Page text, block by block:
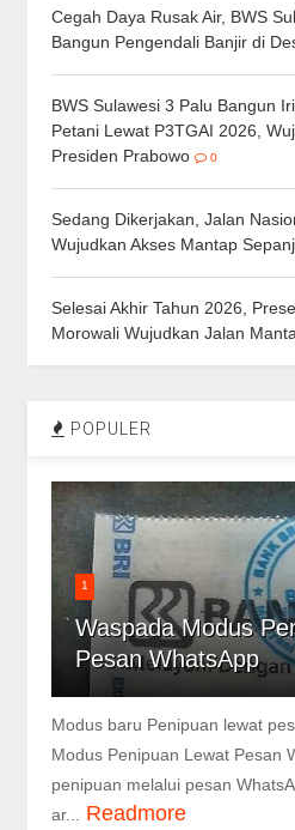
Cegah Daya Rusak Air, BWS
Bangun Pengendali Banjir di
BWS Sulawesi 3 Palu Bangun
Petani Lewat P3TGAI 2026,
Presiden Prabowo
0
Sedang Dikerjakan, Jalan
Wujudkan Akses Mantap
Selesai Akhir Tahun 2026,
Morowali Wujudkan Jalan
POPULER
1
Waspada Modus
Pesan WhatsApp
Modus baru Penipuan lewat
Modus Penipuan Lewat Pesan
penipuan melalui pesan
ar...
Readmore